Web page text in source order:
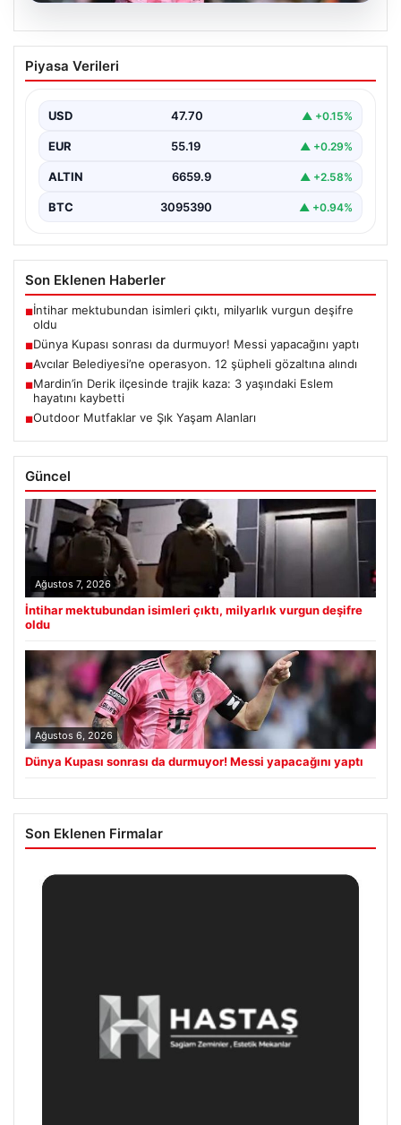
06.08.2026
Dünya Kupası sonrası da durmuyor!
Messi yapacağını yaptı
Piyasa Verileri
USD 47.70 ▲ +0.15%
EUR 55.19 ▲ +0.29%
ALTIN 6659.9 ▲ +2.58%
BTC 3095390 ▲ +0.94%
Son Eklenen Haberler
■İntihar mektubundan isimleri çıktı, milyarlık vurgun deşifre
oldu
■Dünya Kupası sonrası da durmuyor! Messi yapacağını yaptı
■Avcılar Belediyesi’ne operasyon. 12 şüpheli gözaltına alındı
■Mardin’in Derik ilçesinde trajik kaza: 3 yaşındaki Eslem
hayatını kaybetti
■Outdoor Mutfaklar ve Şık Yaşam Alanları
Güncel
Ağustos 7, 2026
İntihar mektubundan isimleri çıktı, milyarlık vurgun deşifre
oldu
Ağustos 6, 2026
Dünya Kupası sonrası da durmuyor! Messi yapacağını yaptı
Son Eklenen Firmalar